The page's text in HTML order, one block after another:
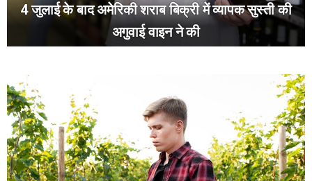
4 जुलाई के बाद अमेरिकी शराब बिक्री में व्यापक सुस्ती की
अगुवाई वाइन ने की